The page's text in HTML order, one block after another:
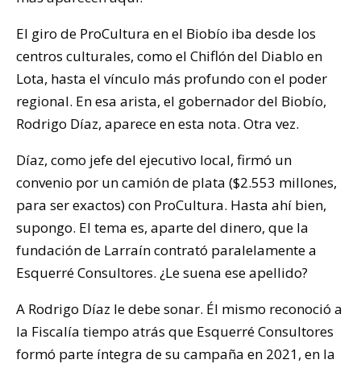
El giro de ProCultura en el Biobío iba desde los
centros culturales, como el Chiflón del Diablo en
Lota, hasta el vínculo más profundo con el poder
regional. En esa arista, el gobernador del Biobío,
Rodrigo Díaz, aparece en esta nota. Otra vez.
Díaz, como jefe del ejecutivo local, firmó un
convenio por un camión de plata ($2.553 millones,
para ser exactos) con ProCultura. Hasta ahí bien,
supongo. El tema es, aparte del dinero, que la
fundación de Larraín contrató paralelamente a
Esquerré Consultores. ¿Le suena ese apellido?
A Rodrigo Díaz le debe sonar. Él mismo reconoció a
la Fiscalía tiempo atrás que Esquerré Consultores
formó parte íntegra de su campaña en 2021, en la